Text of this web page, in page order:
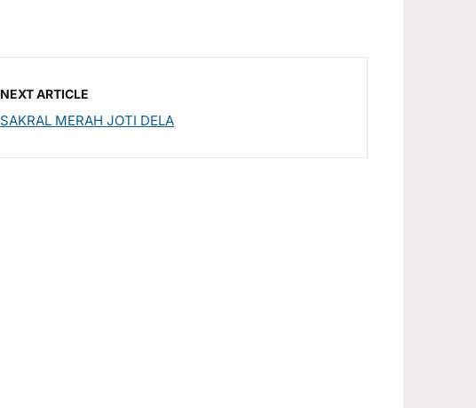
NEXT ARTICLE
SAKRAL MERAH JOTI DELA